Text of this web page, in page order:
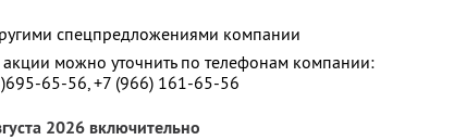
спецпредложениями компании
можно уточнить по телефонам компании:
65-56, +7 (966) 161-65-56
2026 включительно